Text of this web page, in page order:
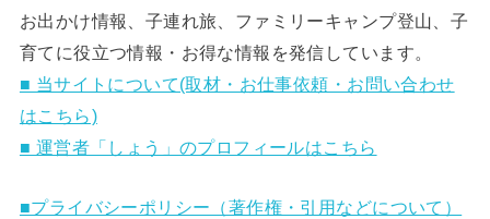
お出かけ情報、子連れ旅、ファミリーキャンプ登山、子
育てに役立つ情報・お得な情報を発信しています。
■ 当サイトについて(取材・お仕事依頼・お問い合わせ
はこちら)
■ 運営者「しょう」のプロフィールはこちら
■プライバシーポリシー（著作権・引用などについて）